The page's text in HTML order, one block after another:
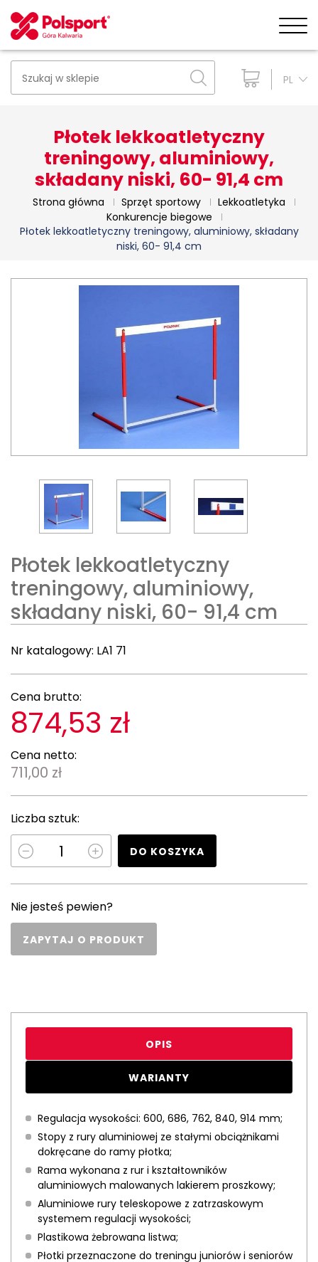
PL
Płotek lekkoatletyczny
treningowy, aluminiowy,
składany niski, 60- 91,4 cm
Strona główna Sprzęt sportowy
Lekkoatletyka
Konkurencje biegowe
Płotek lekkoatletyczny treningowy, aluminiowy, składany
niski, 60- 91,4 cm
Płotek lekkoatletyczny
treningowy, aluminiowy,
składany niski, 60- 91,4 cm
Nr katalogowy: LA1 71
Cena brutto:
874,53 zł
Cena netto:
711,00 zł
Liczba sztuk:
DO KOSZYKA
Nie jesteś pewien?
ZAPYTAJ O PRODUKT
OPIS
WARIANTY
Regulacja wysokości: 600, 686, 762, 840, 914 mm;
Stopy z rury aluminiowej ze stałymi obciążnikami
dokręcane do ramy płotka;
Rama wykonana z rur i kształtowników
aluminiowych malowanych lakierem proszkowy;
Aluminiowe rury teleskopowe z zatrzaskowym
systemem regulacji wysokości;
Plastikowa żebrowana listwa;
Płotki przeznaczone do treningu juniorów i seniorów